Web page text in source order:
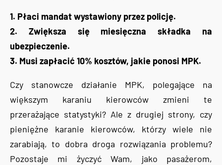
1. Płaci mandat wystawiony przez policję.
2. Zwiększa się miesięczna składka na
ubezpieczenie.
3. Musi zapłacić 10% kosztów, jakie ponosi MPK.
Czy stanowcze działanie MPK, polegające na
większym karaniu kierowców zmieni te
przerażające statystyki? Ale z drugiej strony, czy
pieniężne karanie kierowców, którzy wiele nie
zarabiają, to dobra droga rozwiązania problemu?
Pozostaje mi życzyć Wam, jako pasażerom,